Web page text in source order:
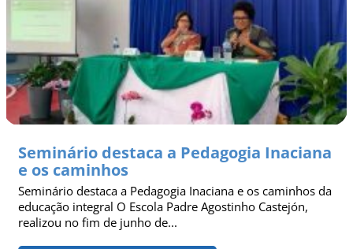
Seminário destaca a Pedagogia Inaciana
e os caminhos
Seminário destaca a Pedagogia Inaciana e os caminhos da
educação integral O Escola Padre Agostinho Castejón,
realizou no fim de junho de...